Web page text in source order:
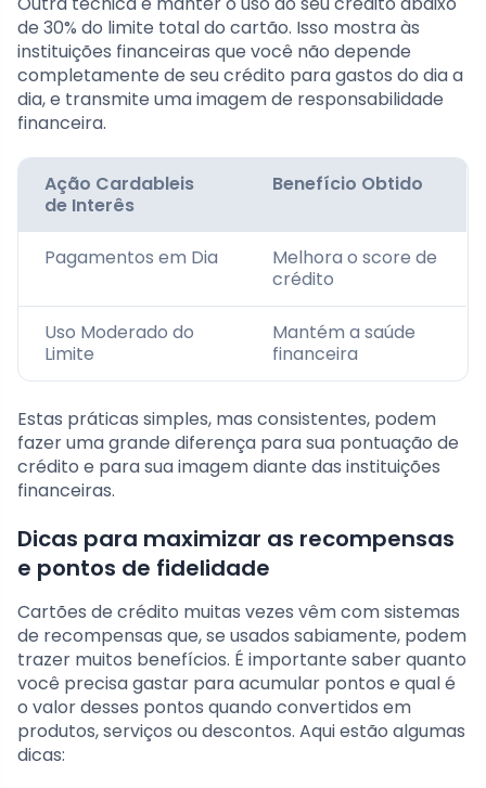
de 30% do limite total do cartão. Isso mostra às
instituições financeiras que você não depende
completamente de seu crédito para gastos do dia a
dia, e transmite uma imagem de responsabilidade
financeira.
Ação Cardableis
de Interês
Benefício Obtido
Pagamentos em Dia
Melhora o score de
crédito
Uso Moderado do
Limite
Mantém a saúde
financeira
Estas práticas simples, mas consistentes, podem
fazer uma grande diferença para sua pontuação de
crédito e para sua imagem diante das instituições
financeiras.
Dicas para maximizar as recompensas
e pontos de fidelidade
Cartões de crédito muitas vezes vêm com sistemas
de recompensas que, se usados sabiamente, podem
trazer muitos benefícios. É importante saber quanto
você precisa gastar para acumular pontos e qual é
o valor desses pontos quando convertidos em
produtos, serviços ou descontos. Aqui estão algumas
dicas: